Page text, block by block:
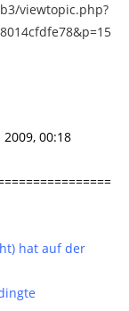
viewtopic.php?
2009, 00:18
hat auf der